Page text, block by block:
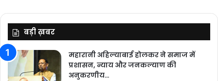
बड़ी ख़बर
महारानी अहिल्याबाई होलकर ने समाज में
प्रशासन, न्याय और जनकल्याण की
अनुकरणीय…